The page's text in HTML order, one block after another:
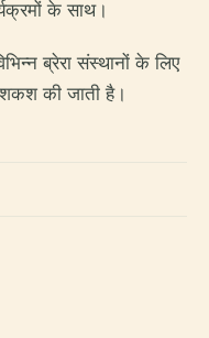
के साथ।
ब्रेरा संस्थानों के लिए
की जाती है।